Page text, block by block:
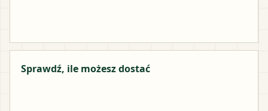
Sprawdź, ile możesz dostać